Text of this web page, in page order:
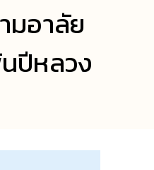
มอาลัย
ปีหลวง